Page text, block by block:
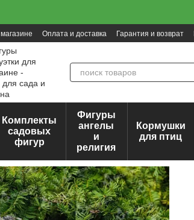
Оплата и доставка Гарантия и возврат
Комплекты
садовых
фигур
Фигуры
ангелы
и
религия
Кормушки
для птиц